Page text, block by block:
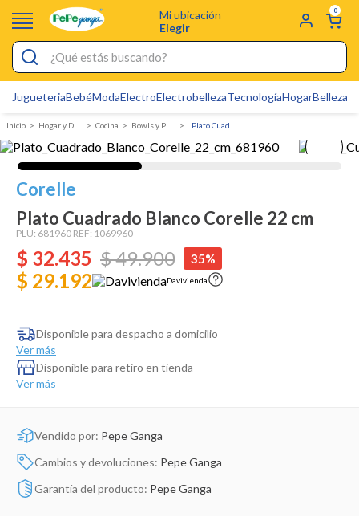
Mi ubicación
Elegir
0
¿Qué estás buscando?
JugueteriaBebéModaElectroElectrobellezaTecnologíaHogarBelleza
Hogar y Decoracion Cocina Bowls y Platos
Corelle
Plato Cuadrado Blanco Corelle 22 cm
PLU: 681960 REF: 1069960
$ 32.435 $49.900 35%
$ 29.192 Davivienda
Disponible para despacho a domicilio
Ver más
Disponible para retiro en tienda
Ver más
Vendido por: Pepe Ganga
Cambios y devoluciones: Pepe Ganga
Garantía del producto: Pepe Ganga
Pijamas
Electro
Figuras Toy Story
Carters
Silla Mecedora Bebé
Bebes
Cuna Colecho
Dinosaurio Juguete